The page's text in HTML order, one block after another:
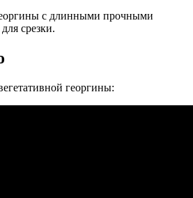
с длинными прочными
срезки.
георгины: